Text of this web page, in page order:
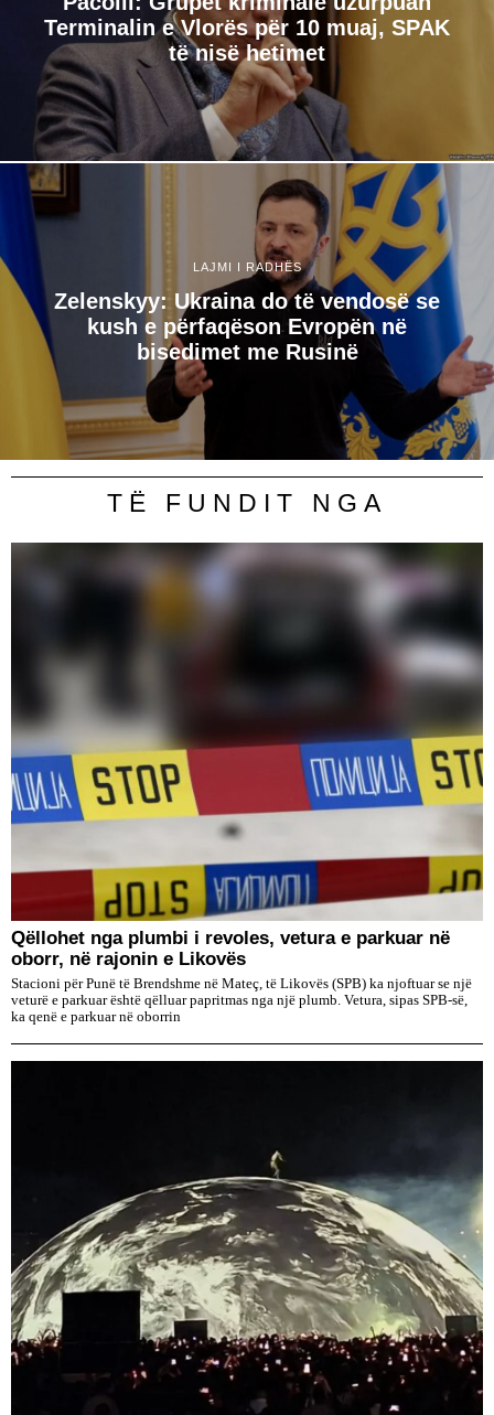
Terminalin e Vlorës për 10 muaj, SPAK
të nisë hetimet
LAJMI I RADHËS
Zelenskyy: Ukraina do të vendosë se
kush e përfaqëson Evropën në
bisedimet me Rusinë
TË FUNDIT NGA
Qëllohet nga plumbi i revoles, vetura e parkuar në
oborr, në rajonin e Likovës
Stacioni për Punë të Brendshme në Mateç, të Likovës (SPB) ka njoftuar se një
veturë e parkuar është qëlluar papritmas nga një plumb. Vetura, sipas SPB-së,
ka qenë e parkuar në oborrin